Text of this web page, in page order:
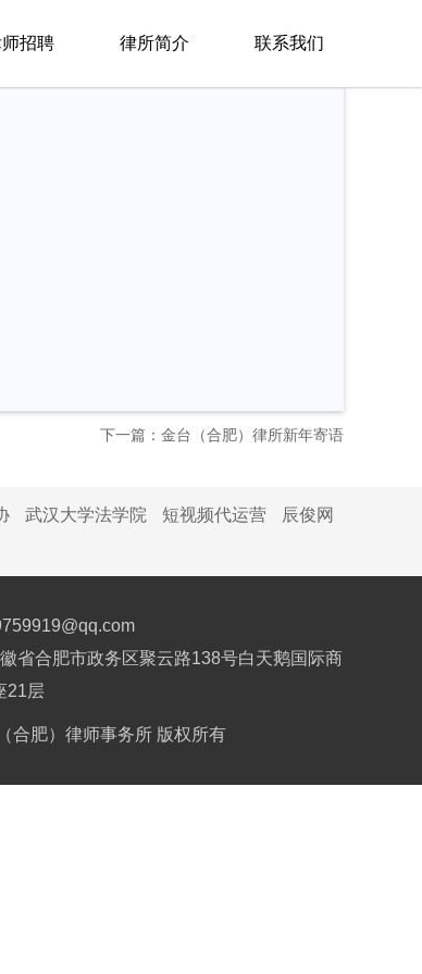
招聘 律所简介 联系我们
下一篇：金台（合肥）律所新年寄语
武汉大学法学院 短视频代运营
辰俊网
省合肥市政务区聚云路138号白天鹅国际商
21层
合肥）律师事务所 版权所有